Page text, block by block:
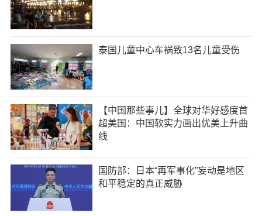
泰国儿童中心车祸致13名儿童受伤
【中国那些事儿】全球对华好感度首
超美国：中国软实力画出优美上升曲
线
国防部：日本“再军事化”妄动是地区
和平稳定的真正威胁